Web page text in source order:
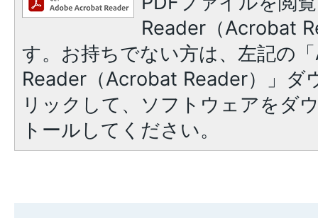
Reader（Acrobat
す。お持ちでない方は、左記の
Reader（Acrobat Reader）」ダ
リックして、ソフトウェアをダ
トールしてください。